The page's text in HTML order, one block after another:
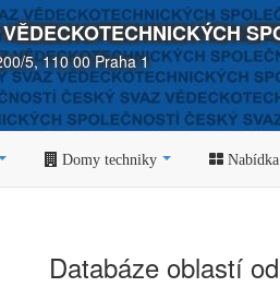
5, 110 00 Praha 1
Domy techniky
Databáze oblastí